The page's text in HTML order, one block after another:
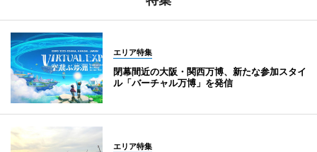
エリア特集
閉幕間近の大阪・関西万博、新たな参加スタイ
ル「バーチャル万博」を発信
エリア特集